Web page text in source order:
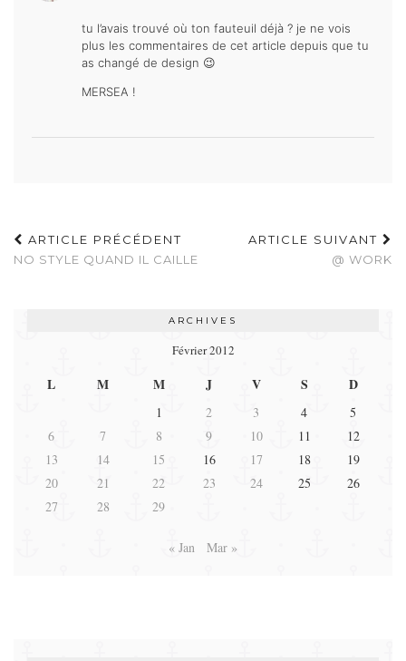
tu l’avais trouvé où ton fauteuil déjà ? je ne vois
plus les commentaires de cet article depuis que tu
as changé de design 😉
MERSEA !
ARTICLE PRÉCÉDENT
NO STYLE QUAND IL CAILLE
ARTICLE SUIVANT
@ WORK
ARCHIVES
Février 2012
L M M J V S D
1 2 3 4
5
6
7 8 9 10 11
12
13
14 15 16 17 18
19
20
21 22 23 24 25
26
27
28 29
« Jan Mar »